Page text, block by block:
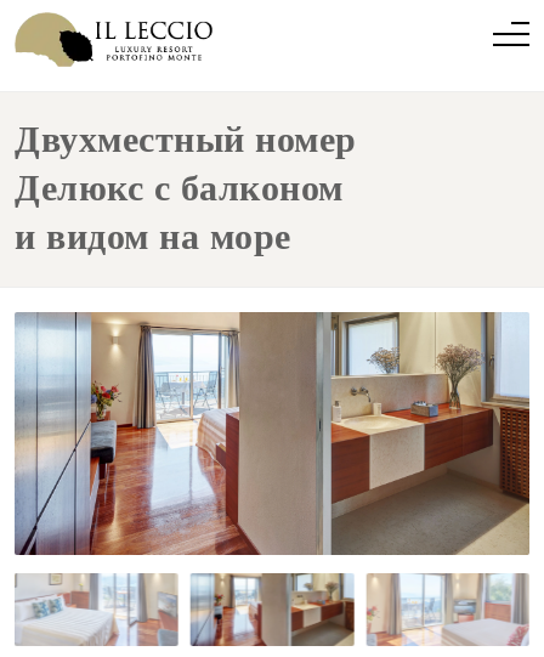
Двухместный номер
Делюкс с балконом
и видом на море